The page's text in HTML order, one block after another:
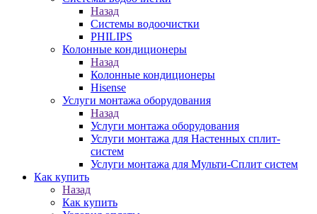
Назад
Системы водоочистки
PHILIPS
Колонные кондиционеры
Назад
Колонные кондиционеры
Hisense
Услуги монтажа оборудования
Назад
Услуги монтажа оборудования
Услуги монтажа для Настенных сплит-
систем
Услуги монтажа для Мульти-Сплит систем
Как купить
Назад
Как купить